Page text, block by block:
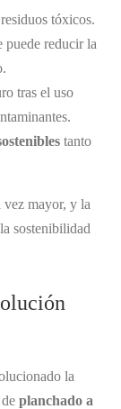
tóxicos.
puede reducir la
tras el uso
tanto
vez mayor, y la
sostenibilidad
la
planchado a